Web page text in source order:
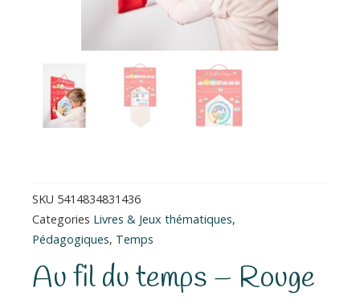
SKU 5414834831436
Categories Livres & Jeux thématiques,
Pédagogiques, Temps
Au fil du temps – Rouge